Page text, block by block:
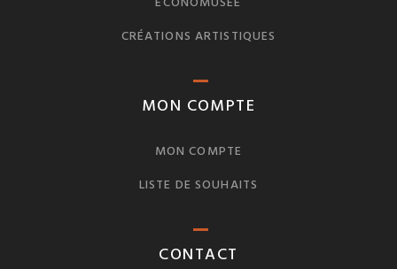
CRÉATIONS ARTISTIQUES
MON COMPTE
MON COMPTE
LISTE DE SOUHAITS
CONTACT